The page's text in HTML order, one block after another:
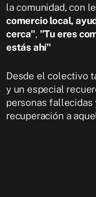
la comunidad, con
comercio local,
cerca", "Tu eres
estás ahí"
Desde el colectivo
y un especial
personas fallecidas
recuperación a